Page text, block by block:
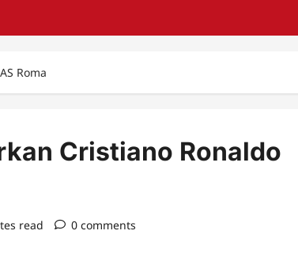
Roma
Cristiano Ronaldo
read 0 comments